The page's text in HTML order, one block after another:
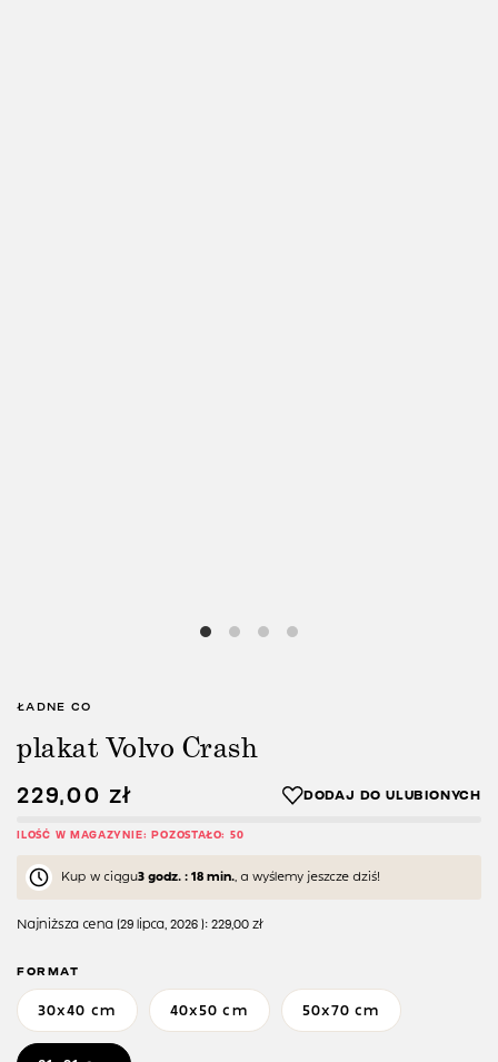
ŁADNE CO
plakat Volvo Crash
229,00 zł
ILOŚĆ W MAGAZYNIE: POZOSTAŁO: 50
Kup w ciągu3 godz. : 18 min., a wyślemy jeszcze dziś!
Najniższa cena (29 lipca, 2026 ): 229,00 zł
FORMAT
30x40 cm 40x50 cm 50x70 cm